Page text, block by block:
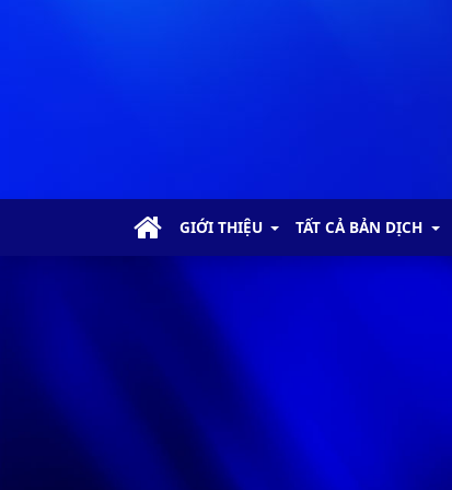
GIỚI THIỆU TẤT CẢ BẢN DỊCH